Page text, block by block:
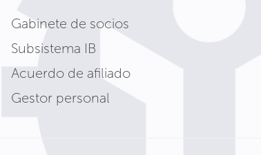
Gabinete de socios
Subsistema IB
Acuerdo de afiliado
Gestor personal